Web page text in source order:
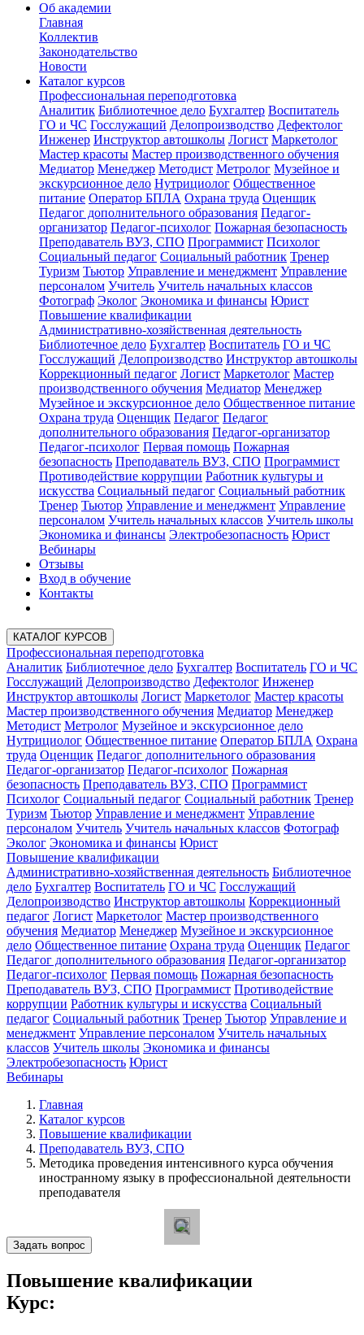
Об академии
Главная
Коллектив
Законодательство
Новости
Каталог курсов
Профессиональная переподготовка
Аналитик Библиотечное дело Бухгалтер Воспитатель
ГО и ЧС Госслужащий Делопроизводство Дефектолог
Инженер Инструктор автошколы Логист Маркетолог
Мастер красоты Мастер производственного обучения
Медиатор Менеджер Методист Метролог Музейное и
экскурсионное дело Нутрициолог Общественное
питание Оператор БПЛА Охрана труда Оценщик
Педагог дополнительного образования Педагог-
организатор Педагог-психолог Пожарная безопасность
Преподаватель ВУЗ, СПО Программист Психолог
Социальный педагог Социальный работник Тренер
Туризм Тьютор Управление и менеджмент Управление
персоналом Учитель Учитель начальных классов
Фотограф Эколог Экономика и финансы Юрист
Повышение квалификации
Административно-хозяйственная деятельность
Библиотечное дело Бухгалтер Воспитатель ГО и ЧС
Госслужащий Делопроизводство Инструктор автошколы
Коррекционный педагог Логист Маркетолог Мастер
производственного обучения Медиатор Менеджер
Музейное и экскурсионное дело Общественное питание
Охрана труда Оценщик Педагог Педагог
дополнительного образования Педагог-организатор
Педагог-психолог Первая помощь Пожарная
безопасность Преподаватель ВУЗ, СПО Программист
Противодействие коррупции Работник культуры и
искусства Социальный педагог Социальный работник
Тренер Тьютор Управление и менеджмент Управление
персоналом Учитель начальных классов Учитель школы
Экономика и финансы Электробезопасность Юрист
Вебинары
Отзывы
Вход в обучение
Контакты
КАТАЛОГ КУРСОВ
Профессиональная переподготовка
Аналитик Библиотечное дело Бухгалтер Воспитатель ГО и ЧС
Госслужащий Делопроизводство Дефектолог Инженер
Инструктор автошколы Логист Маркетолог Мастер красоты
Мастер производственного обучения Медиатор Менеджер
Методист Метролог Музейное и экскурсионное дело
Нутрициолог Общественное питание Оператор БПЛА Охрана
труда Оценщик Педагог дополнительного образования
Педагог-организатор Педагог-психолог Пожарная
безопасность Преподаватель ВУЗ, СПО Программист
Психолог Социальный педагог Социальный работник Тренер
Туризм Тьютор Управление и менеджмент Управление
персоналом Учитель Учитель начальных классов Фотограф
Эколог Экономика и финансы Юрист
Повышение квалификации
Административно-хозяйственная деятельность Библиотечное
дело Бухгалтер Воспитатель ГО и ЧС Госслужащий
Делопроизводство Инструктор автошколы Коррекционный
педагог Логист Маркетолог Мастер производственного
обучения Медиатор Менеджер Музейное и экскурсионное
дело Общественное питание Охрана труда Оценщик Педагог
Педагог дополнительного образования Педагог-организатор
Педагог-психолог Первая помощь Пожарная безопасность
Преподаватель ВУЗ, СПО Программист Противодействие
коррупции Работник культуры и искусства Социальный
педагог Социальный работник Тренер Тьютор Управление и
менеджмент Управление персоналом Учитель начальных
классов Учитель школы Экономика и финансы
Электробезопасность Юрист
Вебинары
Главная
Каталог курсов
Повышение квалификации
Преподаватель ВУЗ, СПО
Методика проведения интенсивного курса обучения
иностранному языку в профессиональной деятельности
преподавателя
Задать вопрос
Повышение квалификации
Курс: